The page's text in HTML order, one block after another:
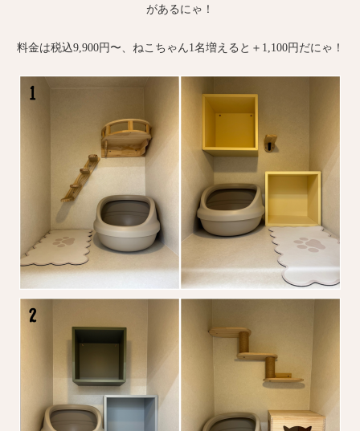
があるにゃ！
料金は税込9,900円〜、ねこちゃん1名増えると＋1,100円だにゃ！